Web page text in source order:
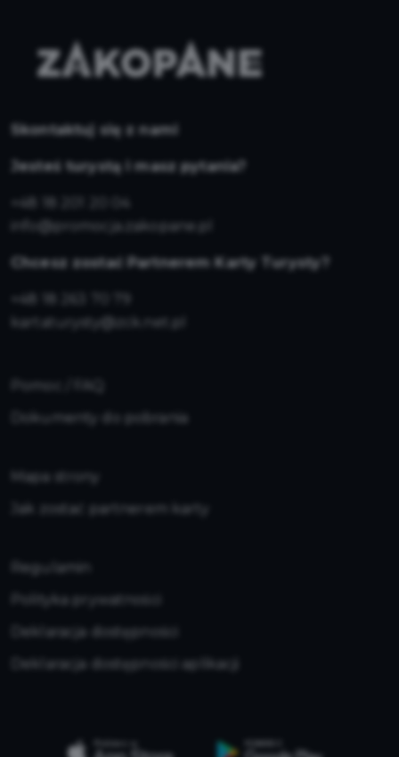
Skontaktuj się z nami
Jesteś turystą i masz pytania?
info@promocja.zakopane.pl
Chcesz zostać Partnerem Karty Turysty?
kartaturysty@zck.net.pl
Dokumenty do pobrania
Mapa strony
Jak zostać partnerem karty
Regulamin
Polityka prywatności
Deklaracja dostępności
Deklaracja dostępności aplikacji